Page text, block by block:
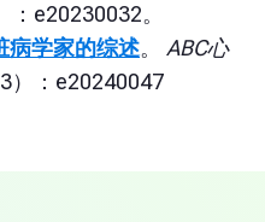
：e20230032。
病学家的综述。 ABC心
）：e20240047